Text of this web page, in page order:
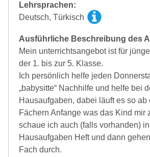
Lehrsprachen:
Deutsch, Türkisch
Ausführliche Beschreibung des
Mein unterrichtsangebot ist für
der 1. bis zur 5. Klasse.
Ich persönlich helfe jeden
„babysitte“ Nachhilfe und helfe bei
Hausaufgaben, dabei läuft es so ab
Fächern Anfange was das Kind mir
schaue ich auch (falls vorhanden)
Hausaufgaben Heft und dann
Fach durch.